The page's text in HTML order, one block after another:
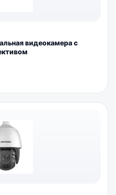
видеокамера с